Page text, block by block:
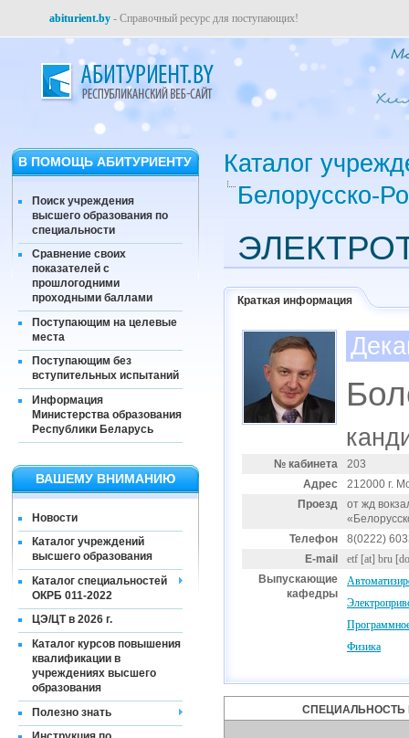
abiturient.by - Справочный ресурс для поступающих!
В ПОМОЩЬ АБИТУРИЕНТУ
Поиск учреждения
высшего образования по
специальности
Сравнение своих
показателей с
прошлогодними
проходными баллами
Поступающим на целевые
места
Поступающим без
вступительных испытаний
Информация
Министерства образования
Республики Беларусь
ВАШЕМУ ВНИМАНИЮ
Новости
Каталог учреждений
высшего образования
Каталог специальностей
ОКРБ 011-2022
ЦЭ/ЦТ в 2026 г.
Каталог курсов повышения
квалификации в
учреждениях высшего
образования
Полезно знать
Каталог
Белорусско-
Краткая информация
№ кабинета
203
Адрес
212000 г.
Проезд
от жд
Телефон
8(0222)
E-mail
etf [at] bru
Выпускающие
кафедры
Физика
СПЕЦИАЛЬНОСТЬ